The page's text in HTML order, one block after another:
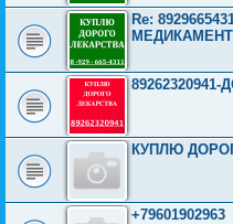
Re:
КУПЛЮ
+79601902963